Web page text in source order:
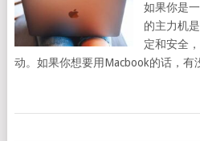
如果你是
的主力机
定和安全
动。如果你想要用Macbook的话，有